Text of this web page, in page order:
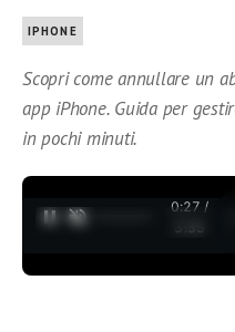
IPHONE
Scopri come annullare un
app iPhone. Guida per
in pochi minuti.
0:27 /
3:35